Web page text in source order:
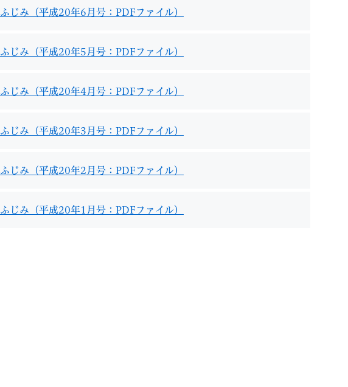
じみ（平成20年6月号：PDFファイル）
じみ（平成20年5月号：PDFファイル）
じみ（平成20年4月号：PDFファイル）
じみ（平成20年3月号：PDFファイル）
じみ（平成20年2月号：PDFファイル）
じみ（平成20年1月号：PDFファイル）